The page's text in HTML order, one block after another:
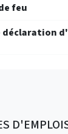
feu
déclaration